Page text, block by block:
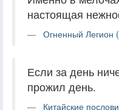
настоящая
Огненный Легион
Если за день
прожил день.
Китайские